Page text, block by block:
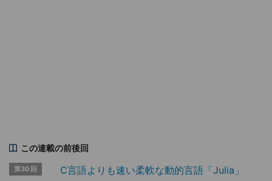
この連載の前後回
第30回 C言語よりも速い柔軟な動的言語「Julia」